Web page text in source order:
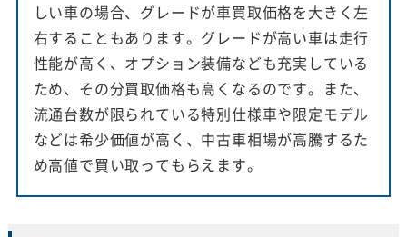
しい車の場合、グレードが車買取価格を大きく左
右することもあります。グレードが高い車は走行
性能が高く、オプション装備なども充実している
ため、その分買取価格も高くなるのです。また、
流通台数が限られている特別仕様車や限定モデル
などは希少価値が高く、中古車相場が高騰するた
め高値で買い取ってもらえます。